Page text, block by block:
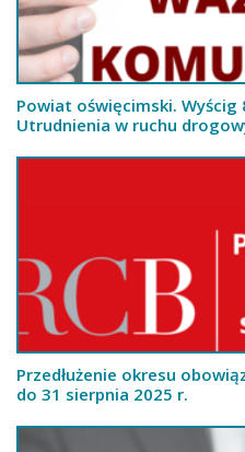
Powiat oświęcimski. Wyścig
Utrudnienia w ruchu
Przedłużenie okresu
do 31 sierpnia 2025 r.